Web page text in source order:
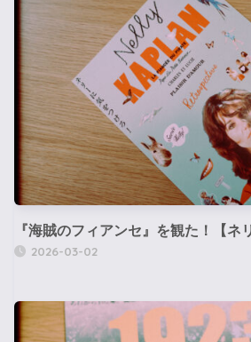
『海賊のフィアンセ』を観た！【ネ
2026-03-02